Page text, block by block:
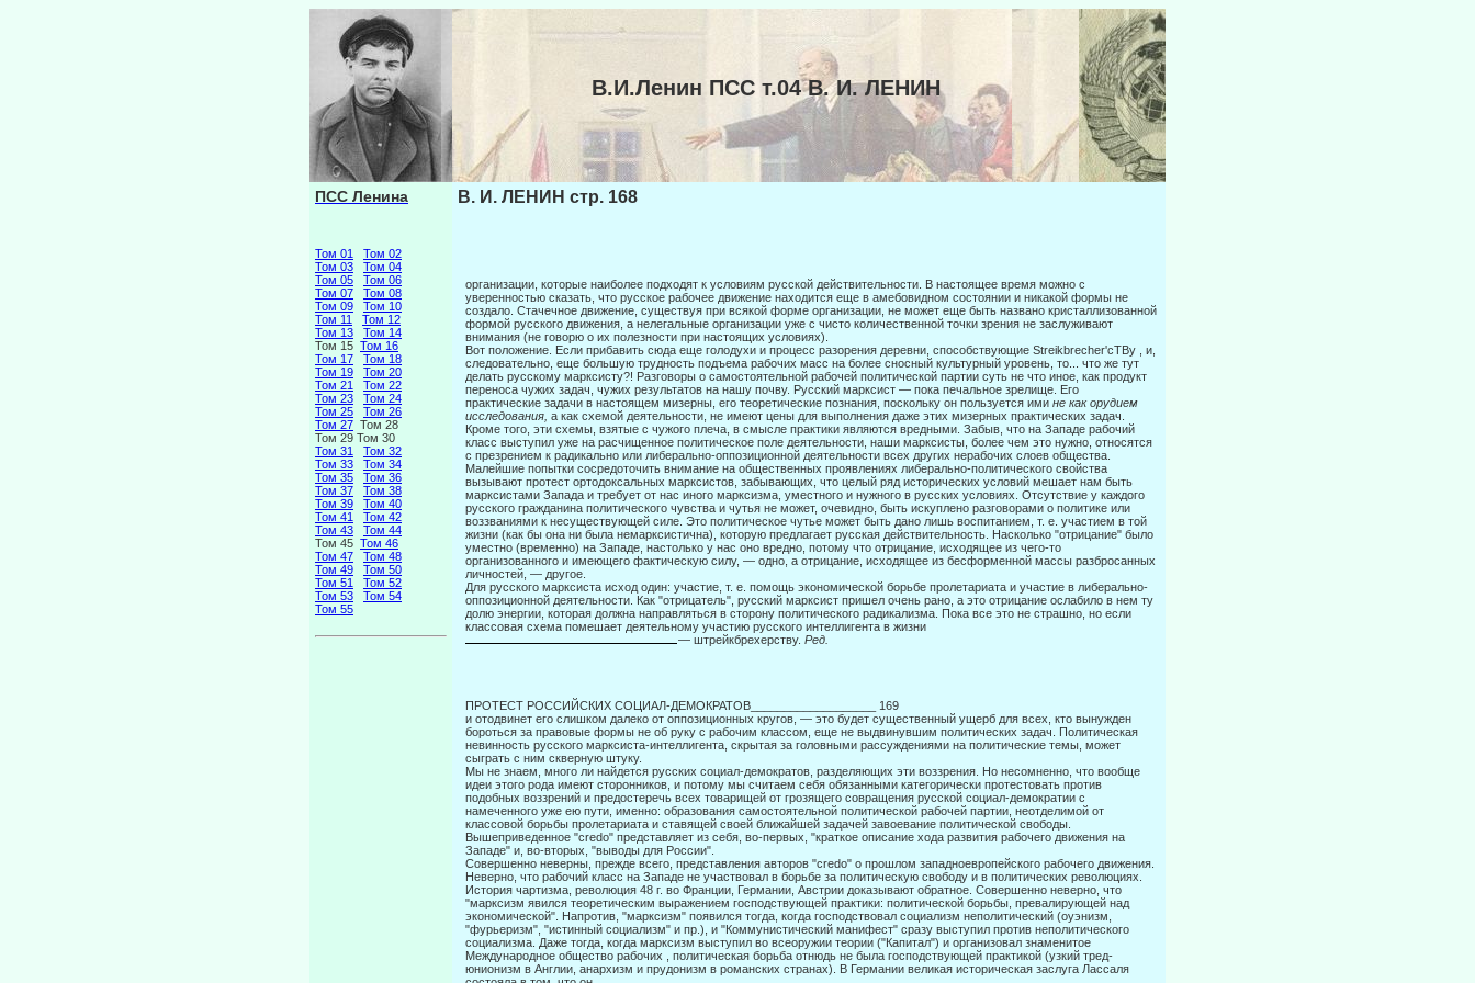
В.И.Ленин ПСС т.04 В. И. ЛЕНИН
ПСС Ленина
Том 01
Том 02
Том 03
Том 04
Том 05
Том 06
Том 07
Том 08
Том 09
Том 10
Том 11
Том 12
Том 13
Том 14
Том 15 Том 16
Том 17
Том 18
Том 19
Том 20
Том 21
Том 22
Том 23
Том 24
Том 25
Том 26
Том 27 Том 28
Том 29 Том 30
Том 31
Том 32
Том 33
Том 34
Том 35
Том 36
Том 37
Том 38
Том 39
Том 40
Том 41
Том 42
Том 43
Том 44
Том 45 Том 46
Том 47
Том 48
Том 49
Том 50
Том 51
Том 52
Том 53
Том 54
Том 55
В. И. ЛЕНИН стр. 168
организации, которые наиболее подходят к условиям русской действительности. В настоящее время можно с
уверенностью сказать, что русское рабочее движение находится еще в амебовидном состоянии и никакой формы не
создало. Стачечное движение, существуя при всякой форме организации, не может еще быть названо кристаллизованной
формой русского движения, а нелегальные организации уже с чис­то количественной точки зрения не заслуживают
внимания (не говорю о их полезности при настоящих условиях).
Вот положение. Если прибавить сюда еще голодухи и процесс разорения деревни, способствующие Streikbrecher'cTBy , и,
следовательно, еще большую трудность подъема рабочих масс на более сносный культурный уровень, то... что же тут
делать русскому марксисту?! Разговоры о самостоятельной рабочей политической партии суть не что иное, как продукт
переноса чужих задач, чужих результатов на нашу почву. Русский марксист — пока печальное зрелище. Его
практические задачи в настоящем мизерны, его теоретические познания, поскольку он пользуется ими не как орудием
исследования, а как схемой дея­тельности, не имеют цены для выполнения даже этих мизерных практических задач.
Кроме того, эти схемы, взятые с чужого плеча, в смысле практики являются вредными. Забыв, что на Западе рабочий
класс выступил уже на расчищенное политическое поле деятельности, наши марксисты, более чем это нужно, относятся
с презрением к радикально или либерально-оппозиционной деятельности всех других нерабочих слоев общества.
Малейшие попытки сосредоточить внимание на общественных проявлениях либерально-политического свойства
вызывают протест ортодоксальных марксистов, забывающих, что целый ряд исторических условий мешает нам быть
марксистами Запада и требует от нас иного марксиз­ма, уместного и нужного в русских условиях. Отсутствие у каждого
русского гражданина политического чувства и чутья не может, очевидно, быть искуплено разговорами о политике или
воззваниями к несуще­ствующей силе. Это политическое чутье может быть дано лишь воспитанием, т. е. участием в той
жизни (как бы она ни была немарксистична), которую предлагает русская действительность. Насколько "отри­цание" было
уместно (временно) на Западе, настолько у нас оно вредно, потому что отрицание, исходя­щее из чего-то
организованного и имеющего фактическую силу, — одно, а отрицание, исходящее из бесформенной массы разбросанных
личностей, — другое.
Для русского марксиста исход один: участие, т. е. помощь экономической борьбе пролетариата и уча­стие в либерально-
оппозиционной деятельности. Как "отрицатель", русский марксист пришел очень ра­но, а это отрицание ослабило в нем ту
долю энергии, которая должна направляться в сторону политиче­ского радикализма. Пока все это не страшно, но если
классовая схема помешает деятельному участию русского интеллигента в жизни
— штрейкбрехерству. Ред.
ПРОТЕСТ РОССИЙСКИХ СОЦИАЛ-ДЕМОКРАТОВ___________________ 169
и отодвинет его слишком далеко от оппозиционных кругов, — это будет существенный ущерб для всех, кто вынужден
бороться за правовые формы не об руку с рабочим классом, еще не выдвинувшим полити­ческих задач. Политическая
невинность русского марксиста-интеллигента, скрытая за головными рассу­ждениями на политические темы, может
сыграть с ним скверную штуку.
Мы не знаем, много ли найдется русских социал-демократов, разделяющих эти воз­зрения. Но несомненно, что вообще
идеи этого рода имеют сторонников, и потому мы считаем себя обязанными категорически протестовать против
подобных воззрений и предостеречь всех товарищей от грозящего совращения русской социал-демократии с
намеченного уже ею пути, именно: образования самостоятельной политической рабо­чей партии, неотделимой от
классовой борьбы пролетариата и ставящей своей бли­жайшей задачей завоевание политической свободы.
Вышеприведенное "credo" представляет из себя, во-первых, "краткое описание хода развития рабочего движения на
Западе" и, во-вторых, "выводы для России".
Совершенно неверны, прежде всего, представления авторов "credo" о прошлом за­падноевропейского рабочего движения.
Неверно, что рабочий класс на Западе не уча­ствовал в борьбе за политическую свободу и в политических революциях.
История чар­тизма, революция 48 г. во Франции, Германии, Австрии доказывают обратное. Совер­шенно неверно, что
"марксизм явился теоретическим выражением господствующей практики: политической борьбы, превалирующей над
экономической". Напротив, "марксизм" появился тогда, когда господствовал социализм неполитический (оуэнизм,
"фурьеризм", "истинный социализм" и пр.), и "Коммунистический манифест" сразу выступил против неполитического
социализма. Даже тогда, когда марксизм выступил во всеоружии теории ("Капитал") и организовал знаменитое
Международное общество рабочих , политическая борьба отнюдь не была господствующей практикой (узкий тред-
юнионизм в Англии, анархизм и прудонизм в романских странах). В Германии великая историческая заслуга Лассаля